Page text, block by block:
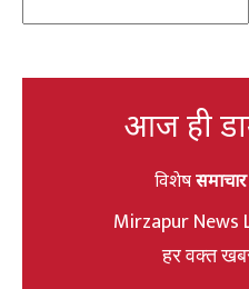
आज ही
विशेषसमाचार
Mirzapur News
हर वक्त